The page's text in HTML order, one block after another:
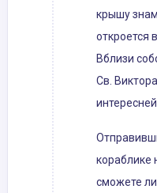
крышу
откроется
Вблизи
Св.
кораблике
сможете